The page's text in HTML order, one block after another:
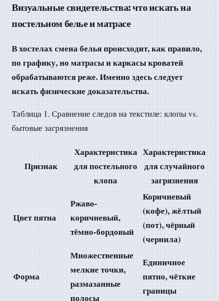
Визуальные свидетельства: что искать на
постельном белье и матрасе
В хостелах смена белья происходит, как правило,
по графику, но матрасы и каркасы кроватей
обрабатываются реже. Именно здесь следует
искать физические доказательства.
Таблица 1. Сравнение следов на текстиле: клопы vs.
бытовые загрязнения
Признак
Характеристика
для постельного
клопа
Характеристика
для случайного
загрязнения
Цвет пятна
Ржаво-
коричневый,
тёмно-бордовый
Коричневый
(кофе), жёлтый
(пот), чёрный
(чернила)
Форма
Множественные
мелкие точки,
размазанные
полосы
Единичное
пятно, чёткие
границы